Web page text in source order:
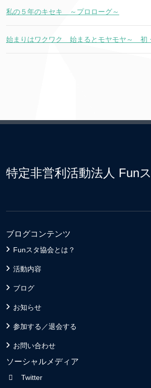
私の５年のキセキ ～プロローグ～
始まりはワクワク 始まるとモヤモヤ～ 初
特定非営利活動法人 Fun
ブログコンテンツ
Funスタ協会とは？
活動内容
ブログ
お知らせ
参加する／退会する
お問い合わせ
ソーシャルメディア
Twitter